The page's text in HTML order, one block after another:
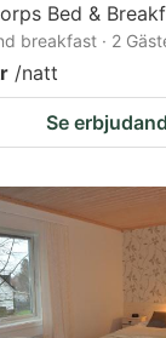
Bed &
breakfast · 2
/natt
Se